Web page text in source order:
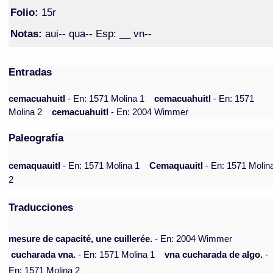
Folio: 15r
Notas: aui-- qua-- Esp: __ vn--
Entradas
cemacuahuitl- En: 1571 Molina 1 cemacuahuitl- En: 1571
Molina 2
cemacuahuitl- En: 2004 Wimmer
Paleografía
cemaquauitl - En: 1571 Molina 1 Cemaquauitl - En: 1571
2
Traducciones
mesure de capacité, une cuillerée. - En: 2004 Wimmer
cucharada vna. - En: 1571 Molina 1 vna cucharada de algo. -
En: 1571 Molina 2